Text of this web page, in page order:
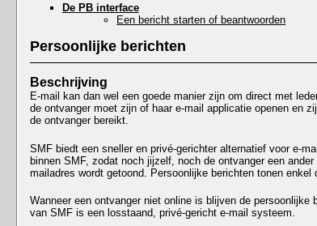
De PB interface
Een bericht starten of beantwoorden
Persoonlijke berichten
Beschrijving
E-mail kan dan wel een goede manier zijn om direct met
de ontvanger moet zijn of haar e-mail applicatie openen en
de ontvanger bereikt.
SMF biedt een sneller en privé-gerichter alternatief voor e-
binnen SMF, zodat noch jijzelf, noch de ontvanger een
mailadres wordt getoond. Persoonlijke berichten tonen enkel
Wanneer een ontvanger niet online is blijven de
van SMF is een losstaand, privé-gericht e-mail systeem.